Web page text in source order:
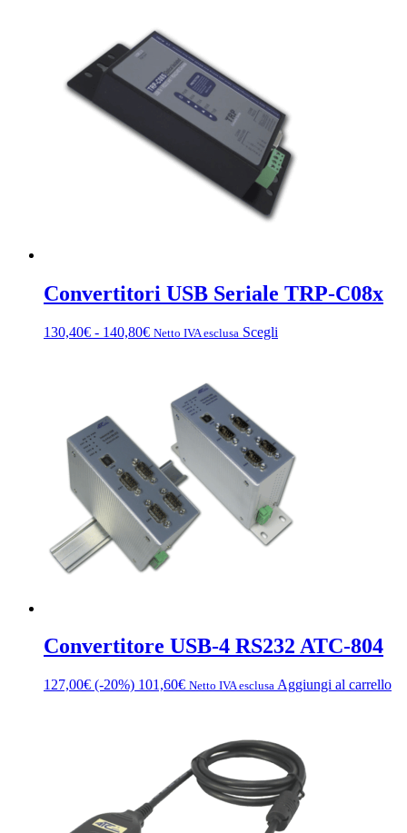
Convertitori USB Seriale TRP-C08x
130,40€ - 140,80€Fascia
130,40€
140,80€
Netto IVA esclusa Scegli
possono
essere
scelte
nella
pagina
del
Convertitore USB-4 RS232 ATC-804
127,00€ (-20%) 101,60€ Netto IVA esclusa Aggiungi al carrello